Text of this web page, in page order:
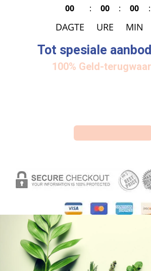
00
DAGTE
: 00
URE
: 00
MIN
:
Tot spesiale
100% Geld-